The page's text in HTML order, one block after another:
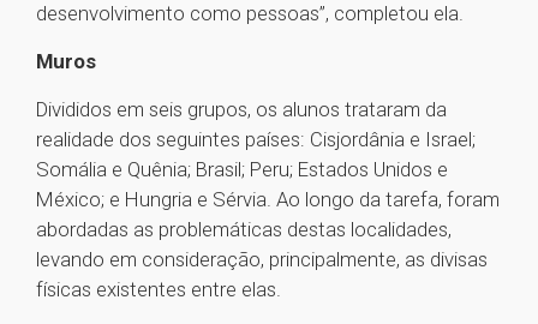
desenvolvimento como pessoas”, completou ela.
Muros
Divididos em seis grupos, os alunos trataram da
realidade dos seguintes países: Cisjordânia e Israel;
Somália e Quênia; Brasil; Peru; Estados Unidos e
México; e Hungria e Sérvia. Ao longo da tarefa, foram
abordadas as problemáticas destas localidades,
levando em consideração, principalmente, as divisas
físicas existentes entre elas.